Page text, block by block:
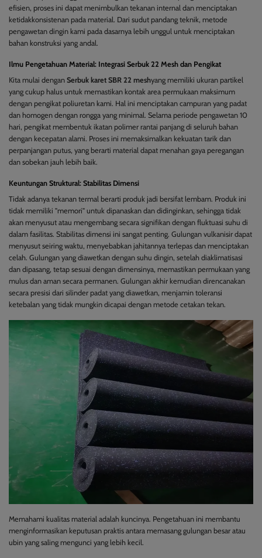
efisien, proses ini dapat menimbulkan tekanan internal dan menciptakan
ketidakkonsistenan pada material. Dari sudut pandang teknik, metode
pengawetan dingin kami pada dasarnya lebih unggul untuk menciptakan
bahan konstruksi yang andal.
Ilmu Pengetahuan Material: Integrasi Serbuk 22 Mesh dan Pengikat
Kita mulai dengan Serbuk karet SBR 22 meshyang memiliki ukuran partikel
yang cukup halus untuk memastikan kontak area permukaan maksimum
dengan pengikat poliuretan kami. Hal ini menciptakan campuran yang padat
dan homogen dengan rongga yang minimal. Selama periode pengawetan 10
hari, pengikat membentuk ikatan polimer rantai panjang di seluruh bahan
dengan kecepatan alami. Proses ini memaksimalkan kekuatan tarik dan
perpanjangan putus, yang berarti material dapat menahan gaya peregangan
dan sobekan jauh lebih baik.
Keuntungan Struktural: Stabilitas Dimensi
Tidak adanya tekanan termal berarti produk jadi bersifat lembam. Produk ini
tidak memiliki "memori" untuk dipanaskan dan didinginkan, sehingga tidak
akan menyusut atau mengembang secara signifikan dengan fluktuasi suhu di
dalam fasilitas. Stabilitas dimensi ini sangat penting. Gulungan vulkanisir dapat
menyusut seiring waktu, menyebabkan jahitannya terlepas dan menciptakan
celah. Gulungan yang diawetkan dengan suhu dingin, setelah diaklimatisasi
dan dipasang, tetap sesuai dengan dimensinya, memastikan permukaan yang
mulus dan aman secara permanen. Gulungan akhir kemudian direncanakan
secara presisi dari silinder padat yang diawetkan, menjamin toleransi
ketebalan yang tidak mungkin dicapai dengan metode cetakan tekan.
Memahami kualitas material adalah kuncinya. Pengetahuan ini membantu
menginformasikan keputusan praktis antara memasang gulungan besar atau
ubin yang saling mengunci yang lebih kecil.